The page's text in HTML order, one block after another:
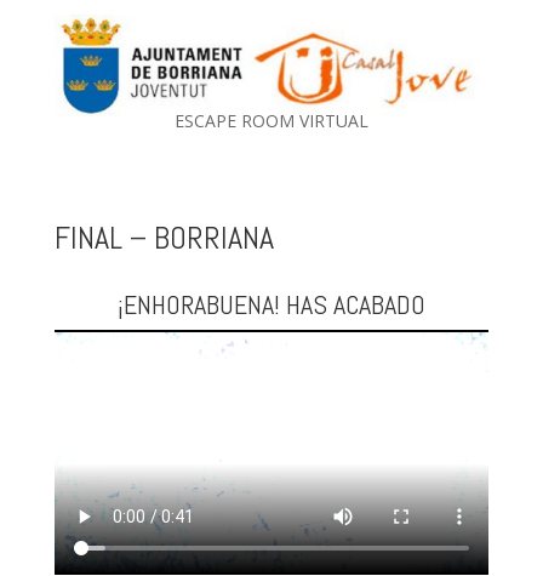
ESCAPE ROOM VIRTUAL
FINAL – BORRIANA
¡ENHORABUENA! HAS ACABADO